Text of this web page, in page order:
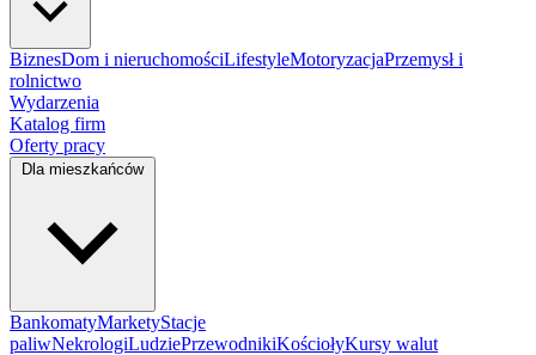
BiznesDom i nieruchomościLifestyleMotoryzacjaPrzemysł i
rolnictwo
Wydarzenia
Katalog firm
Oferty pracy
Dla mieszkańców
BankomatyMarketyStacje
paliwNekrologiLudziePrzewodnikiKościołyKursy walut